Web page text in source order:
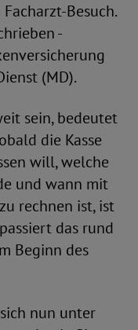
Besuch.
-
(MD).
sein, bedeutet
die Kasse
will, welche
und wann mit
rechnen ist, ist
das rund
Beginn des
nun unter